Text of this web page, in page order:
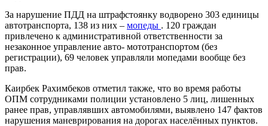
За нарушение ПДД на штрафстоянку водворено 303 единицы
автотранспорта, 138 из них – мопеды . 120 граждан
привлечено к административной ответственности за
незаконное управление авто- мототранспортом (без
регистрации), 69 человек управляли мопедами вообще без
прав.
Каирбек Рахимбеков отметил также, что во время работы
ОПМ сотрудниками полиции установлено 5 лиц, лишенных
ранее прав, управлявших автомобилями, выявлено 147 фактов
нарушения маневрирования на дорогах населённых пунктов.